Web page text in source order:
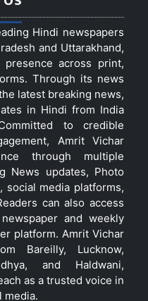
Hindi newspapers
and Uttarakhand,
across print,
Through its news
latest breaking news,
in Hindi from India
to credible
Amrit Vichar
through multiple
News updates, Photo
social media platforms,
can also access
and weekly
platform. Amrit Vichar
Bareilly, Lucknow,
and Haldwani,
as a trusted voice in
media.